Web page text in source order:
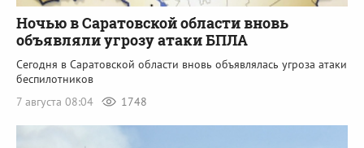
Ночью в Саратовской области вновь
объявляли угрозу атаки БПЛА
Сегодня в Саратовской области вновь объявлялась угроза атаки
беспилотников
7 августа 08:04
1748